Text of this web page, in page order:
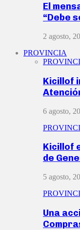
El
“Debe
2 agosto,
PROVINCIA
Kicillof
6 agosto,
Kicillof
de
5 agosto,
Una